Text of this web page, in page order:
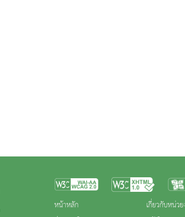
หน้าหลัก
เกี่ยวกับหน่ว